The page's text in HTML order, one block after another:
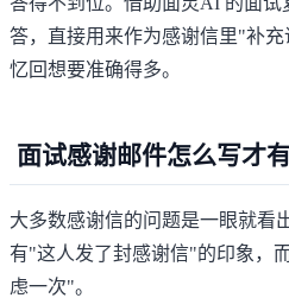
答，直接用来作为感谢信里"补
忆回想要准确得多。
面试感谢邮件怎么写才
大多数感谢信的问题是一眼就看
有"这人发了封感谢信"的印象，
虑一次"。